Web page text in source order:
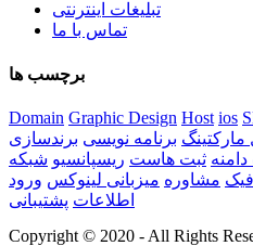
تبلیغات اینترنتی
تماس با ما
برچسب ها
Domain Graphic Design Host ios
مارکتینگ برنامه نویسی برندسازی
ثبت هاست ریسپانسیو شبکه
مشاوره میزبانی لینوکس ورود
اطلاعات پشتیبانی
Copyright © 2020 - All Rights